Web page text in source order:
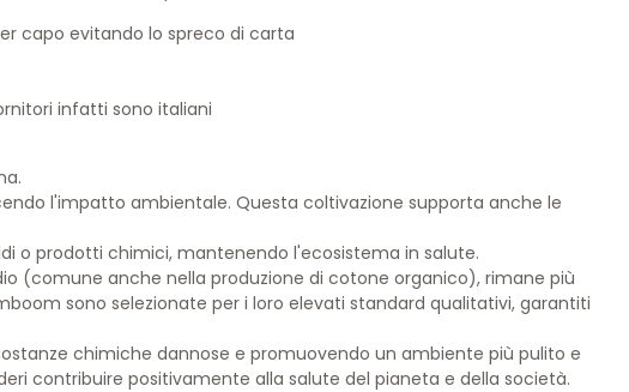
capo evitando lo spreco di carta
infatti sono italiani
l'impatto ambientale. Questa coltivazione supporta anche le
o prodotti chimici, mantenendo l'ecosistema in salute.
(comune anche nella produzione di cotone organico), rimane più
sono selezionate per i loro elevati standard qualitativi, garantiti
chimiche dannose e promuovendo un ambiente più pulito e
contribuire positivamente alla salute del pianeta e della società.